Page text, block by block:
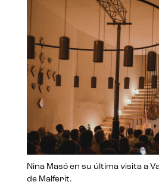
Nina Masó en su última visita a
de Malferit.